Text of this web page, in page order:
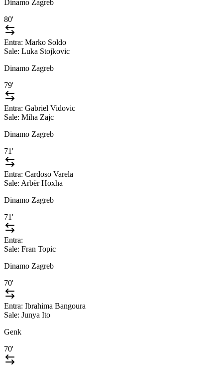
Dinamo Zagreb
80'
Entra: Marko Soldo
Sale: Luka Stojkovic
Dinamo Zagreb
79'
Entra: Gabriel Vidovic
Sale: Miha Zajc
Dinamo Zagreb
71'
Entra: Cardoso Varela
Sale: Arbër Hoxha
Dinamo Zagreb
71'
Entra:
Sale: Fran Topic
Dinamo Zagreb
70'
Entra: Ibrahima Bangoura
Sale: Junya Ito
Genk
70'